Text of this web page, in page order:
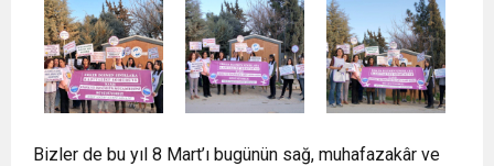
Bizler de bu yıl 8 Mart’ı bugünün sağ, muhafazakâr ve